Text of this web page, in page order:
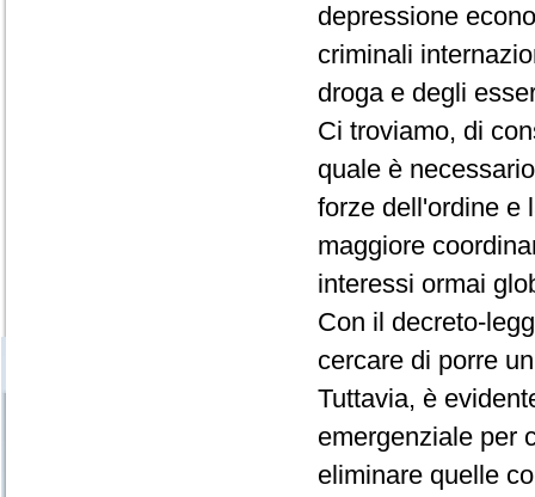
depressione
criminali
droga e degli
Ci troviamo, di
quale è
forze dell'ordine e
maggiore
interessi ormai
Con il decreto-
cercare di porre
Tuttavia, è
emergenziale per
eliminare quelle